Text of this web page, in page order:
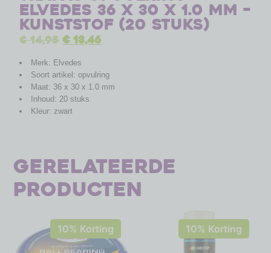
Elvedes 36 x 30 x 1.0 mm –
kunststof (20 stuks)
€14,95 €13,46
Merk: Elvedes
Soort artikel: opvulring
Maat: 36 x 30 x 1.0 mm
Inhoud: 20 stuks
Kleur: zwart
Gerelateerde
producten
10% Korting 10% Korting